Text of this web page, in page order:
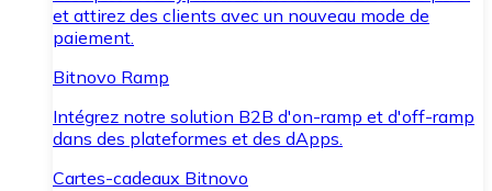
et attirez des clients avec un nouveau mode de
paiement.
Bitnovo Ramp
Intégrez notre solution B2B d'on-ramp et d'off-ramp
dans des plateformes et des dApps.
Cartes-cadeaux Bitnovo